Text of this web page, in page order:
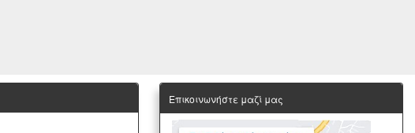
Επικοινωνήστε μαζί μας